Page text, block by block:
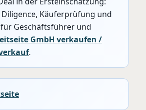
Käuferprüfung und
Geschäftsführer und
GmbH verkaufen /
.